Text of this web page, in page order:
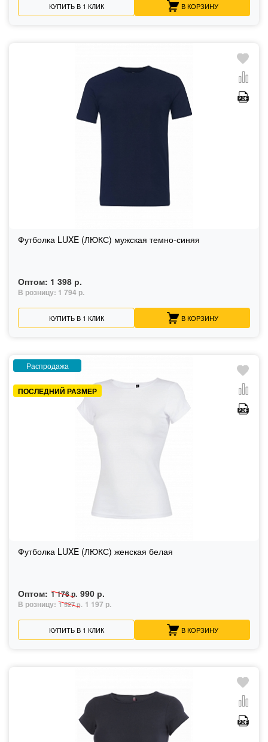
КУПИТЬ В 1 КЛИК В КОРЗИНУ
Футболка LUXE (ЛЮКС) мужская темно-синяя
Оптом: 1 398 р.
В розницу: 1 794 р.
КУПИТЬ В 1 КЛИК В КОРЗИНУ
Распродажа
ПОСЛЕДНИЙ РАЗМЕР
Футболка LUXE (ЛЮКС) женская белая
Оптом: 1 176 р. 990 р.
В розницу: 1 527 р. 1 197 р.
КУПИТЬ В 1 КЛИК В КОРЗИНУ